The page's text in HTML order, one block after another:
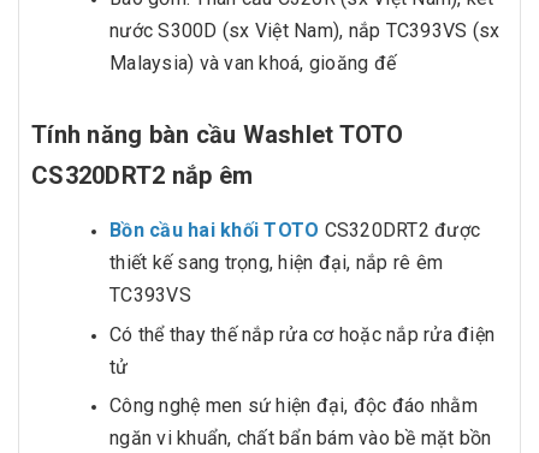
nước S300D (sx Việt Nam), nắp TC393VS (sx
Malaysia) và van khoá, gioăng đế
Tính năng bàn cầu Washlet TOTO
CS320DRT2 nắp êm
Bồn cầu hai khối TOTO CS320DRT2 được
thiết kế sang trọng, hiện đại, nắp rê êm
TC393VS
Có thể thay thế nắp rửa cơ hoặc nắp rửa điện
tử
Công nghệ men sứ hiện đại, độc đáo nhằm
ngăn vi khuẩn, chất bẩn bám vào bề mặt bồn